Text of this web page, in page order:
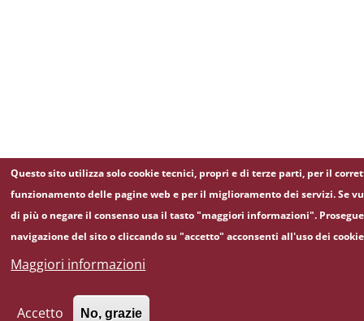
Questo sito utilizza solo cookie tecnici, propri e di terze parti, per il
funzionamento delle pagine web e per il miglioramento dei servizi. Se
di più o negare il consenso usa il tasto "maggiori informazioni".
navigazione del sito o cliccando su "accetto" acconsenti all'uso dei
Maggiori informazioni
Accetto No, grazie